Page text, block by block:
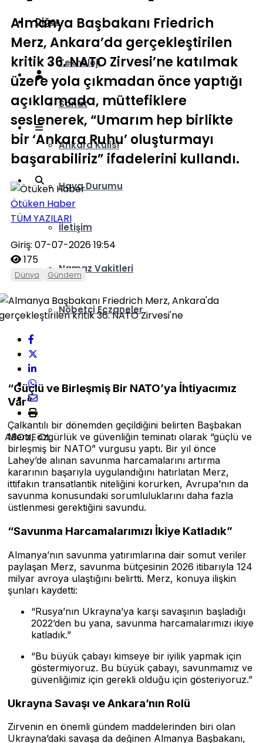
Diğer
Teknoloji
Sanat
Ankara Kulisi
Hava Durumu
İletişim
Namaz Vakitleri
Nöbetçi Eczaneler
Almanya Başbakanı Friedrich
Merz, Ankara’da gerçekleştirilen
kritik 36. NATO Zirvesi’ne katılmak
üzere yola çıkmadan önce yaptığı
açıklamada, müttefiklere
seslenerek, “Umarım hep birlikte
bir ‘Ankara Ruhu’ oluşturmayı
başarabiliriz” ifadelerini kullandı.
Ötüken Haber
TÜM YAZILARI
Giriş: 07-07-2026 19:54
175
Dünya Gündem
ABONE OL
“Güçlü ve Birleşmiş Bir NATO’ya İhtiyacımız
Var”
Çalkantılı bir dönemden geçildiğini belirten Başbakan
Merz, özgürlük ve güvenliğin teminatı olarak “güçlü ve
birleşmiş bir NATO” vurgusu yaptı. Bir yıl önce
Lahey’de alınan savunma harcamalarını artırma
kararının başarıyla uygulandığını hatırlatan Merz,
ittifakın transatlantik niteliğini korurken, Avrupa’nın da
savunma konusundaki sorumluluklarını daha fazla
üstlenmesi gerektiğini savundu.
“Savunma Harcamalarımızı İkiye Katladık”
Almanya’nın savunma yatırımlarına dair somut veriler
paylaşan Merz, savunma bütçesinin 2026 itibarıyla 124
milyar avroya ulaştığını belirtti. Merz, konuya ilişkin
şunları kaydetti:
“Rusya’nın Ukrayna’ya karşı savaşının başladığı
2022’den bu yana, savunma harcamalarımızı ikiye
katladık.”
“Bu büyük çabayı kimseye bir iyilik yapmak için
göstermiyoruz. Bu büyük çabayı, savunmamız ve
güvenliğimiz için gerekli olduğu için gösteriyoruz.”
Ukrayna Savaşı ve Ankara’nın Rolü
Zirvenin en önemli gündem maddelerinden biri olan
Ukrayna’daki savaşa da değinen Almanya Başbakanı,